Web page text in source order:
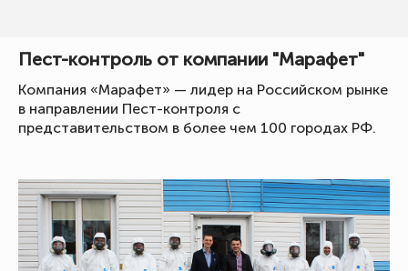
Пест-контроль от компании "Марафет"
Компания «Марафет» — лидер на Российском рынке
в направлении Пест-контроля с
представительством в более чем 100 городах РФ.